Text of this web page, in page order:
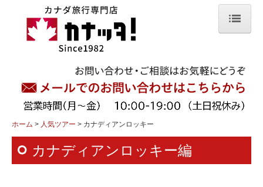
組み立てプラン
人気ツアー
プリンスエドワード島
ホーム 人気ツアー カナディアンロッキー
カナディアンロッキー編